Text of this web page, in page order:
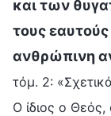
και των
τους εαυτούς
ανθρώπινη
τόμ. 2:
Ο ίδιος ο Θεός,